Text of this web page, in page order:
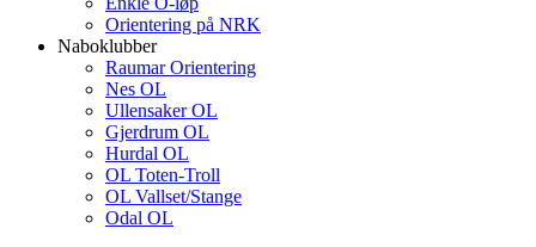
Orientering på NRK
Naboklubber
Raumar Orientering
Nes OL
Ullensaker OL
Gjerdrum OL
Hurdal OL
OL Toten-Troll
OL Vallset/Stange
Odal OL